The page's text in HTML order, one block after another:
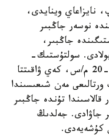
نايزاعاي وينايدى،
نوسەر جاڭبىر
جاڭبىر،
سولتۇستىك-
باتىستان سوعاتىن جەلدىڭ ەكپىنى 15-20 م/س، كەي ۋاقىتتا
مەن شىعىسىندا
قالاسىندا تۇندە جاڭبىر
جاۋادى. جەلدىڭ